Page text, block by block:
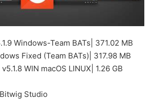
Windows-Team BATs| 371.02 MB
Fixed (Team BATs)| 317.98 MB
WIN macOS LINUX| 1.26 GB
Studio